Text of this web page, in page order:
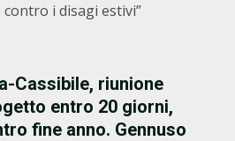
i disagi estivi”
Cassibile, riunione
entro 20 giorni,
fine anno. Gennuso